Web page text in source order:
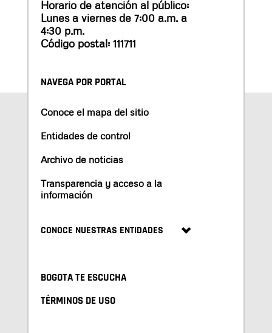
Horario de atención al público:
Lunes a viernes de 7:00 a.m. a
4:30 p.m.
Código postal: 111711
NAVEGA POR PORTAL
Conoce el mapa del sitio
Entidades de control
Archivo de noticias
Transparencia y acceso a la
información
CONOCE NUESTRAS ENTIDADES
BOGOTA TE ESCUCHA
TÉRMINOS DE USO